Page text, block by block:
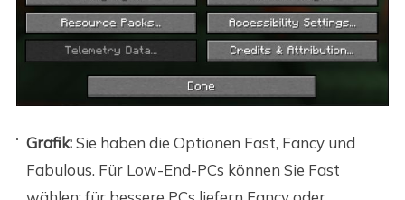
Grafik:Sie haben die Optionen Fast, Fancy und
Fabulous. Für Low-End-PCs können Sie Fast